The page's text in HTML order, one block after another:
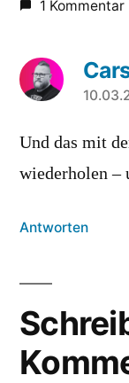
1 Kommentar
sagt:
Und das mit
wiederholen –
Antworten